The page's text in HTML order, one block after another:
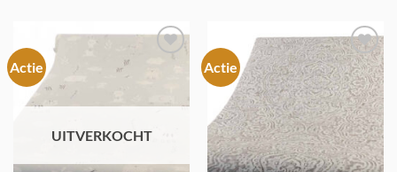
Actie
UITVERKOCHT
Actie
Toevoegen
aan
verlanglijst